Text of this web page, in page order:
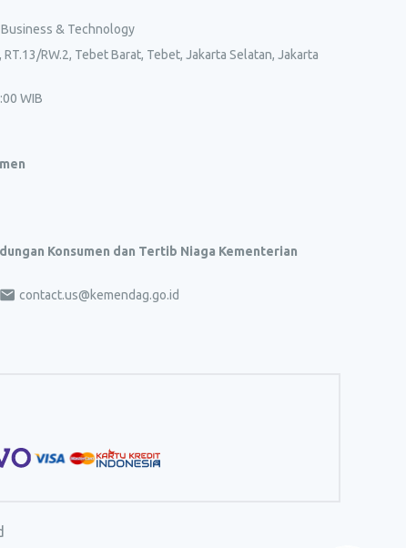
& Technology
RT.13/RW.2, Tebet Barat, Tebet, Jakarta Selatan, Jakarta
WIB
Konsumen dan Tertib Niaga Kementerian
contact.us@kemendag.go.id